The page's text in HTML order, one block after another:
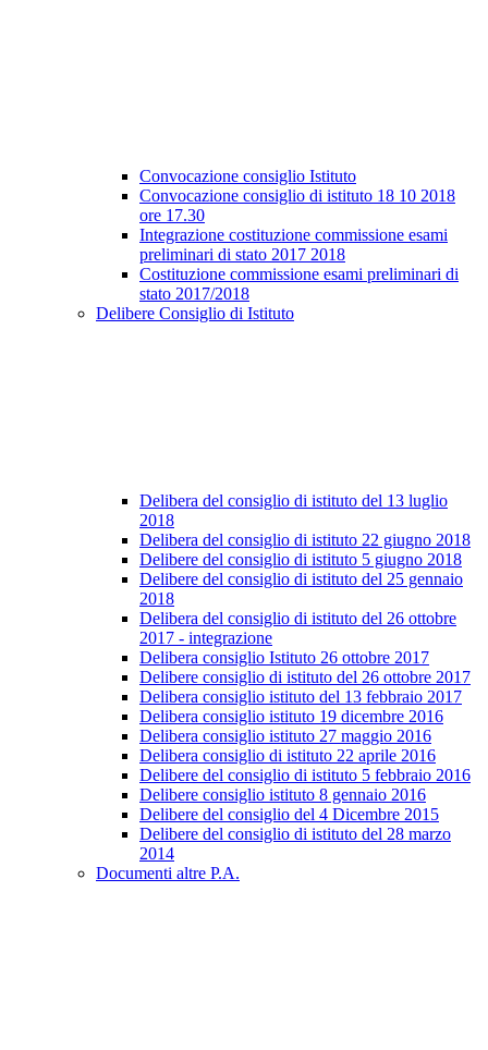
Convocazione consiglio Istituto
Convocazione consiglio di istituto 18 10 2018
ore 17.30
Integrazione costituzione commissione esami
preliminari di stato 2017 2018
Costituzione commissione esami preliminari di
stato 2017/2018
Delibere Consiglio di Istituto
Delibera del consiglio di istituto del 13 luglio
2018
Delibera del consiglio di istituto 22 giugno 2018
Delibere del consiglio di istituto 5 giugno 2018
Delibere del consiglio di istituto del 25 gennaio
2018
Delibera del consiglio di istituto del 26 ottobre
2017 - integrazione
Delibera consiglio Istituto 26 ottobre 2017
Delibere consiglio di istituto del 26 ottobre 2017
Delibera consiglio istituto del 13 febbraio 2017
Delibera consiglio istituto 19 dicembre 2016
Delibera consiglio istituto 27 maggio 2016
Delibera consiglio di istituto 22 aprile 2016
Delibere del consiglio di istituto 5 febbraio 2016
Delibere consiglio istituto 8 gennaio 2016
Delibere del consiglio del 4 Dicembre 2015
Delibere del consiglio di istituto del 28 marzo
2014
Documenti altre P.A.